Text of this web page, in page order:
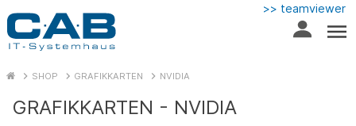
>> teamviewer
SHOP GRAFIKKARTEN NVIDIA
GRAFIKKARTEN - NVIDIA